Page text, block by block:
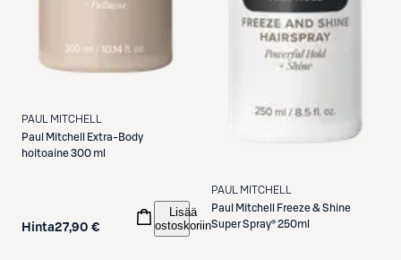
PAUL MITCHELL
Paul Mitchell
Extra-Body
hoitoaine 300 ml
Hinta27,90 €
Lisää
ostoskoriin
PAUL MITCHELL
Paul Mitchell
Freeze & Shine
Super Spray® 250ml